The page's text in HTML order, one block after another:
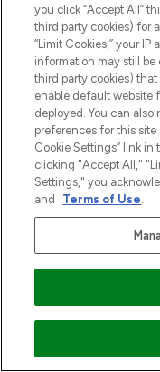
VOEG
you click “Accept All”
third party cookies) for
“Limit Cookies,” your
information may still
third party cookies) that
enable default website
deployed. You can
preferences for this
Cookie Settings” link
clicking "Accept All,"
Settings," you
and
Terms of Use.